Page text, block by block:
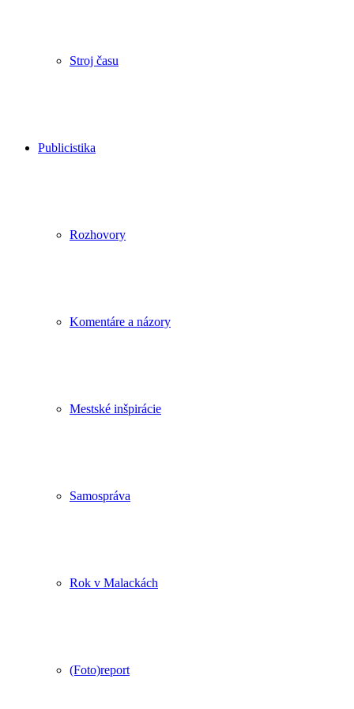
Stroj času
Publicistika
Rozhovory
Komentáre a názory
Mestské inšpirácie
Samospráva
Rok v Malackách
(Foto)report